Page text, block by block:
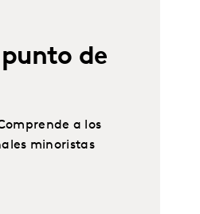
de
a los
minoristas